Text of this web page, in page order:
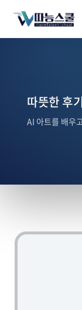
따뜻한 후기
AI 아트를 배우